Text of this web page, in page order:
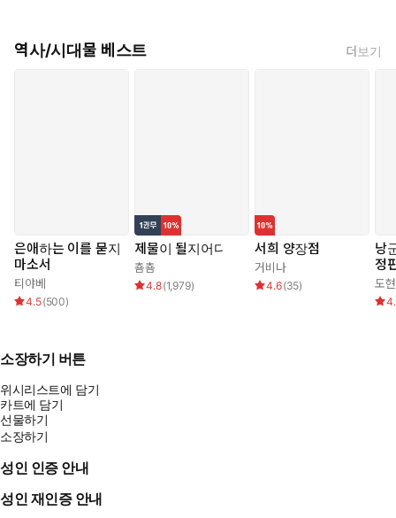
역사/시대물 베스트 더보기
은애하는 이를 묻지
마소서
티야베
4.5(500)
제물이 될지어다
춈춈
4.8(1,979)
서희 양장점
거비나
4.6(35)
낭
정
도
소장하기 버튼
위시리스트에 담기
카트에 담기
선물하기
소장하기
성인 인증 안내
성인 재인증 안내